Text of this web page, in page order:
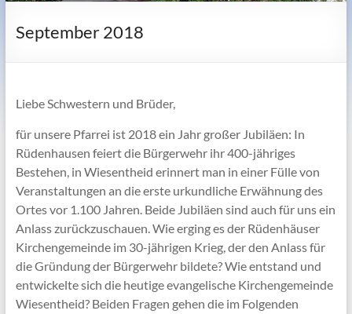
September 2018
Liebe Schwestern und Brüder,
für unsere Pfarrei ist 2018 ein Jahr großer Jubiläen: In
Rüdenhausen feiert die Bürgerwehr ihr 400-jähriges
Bestehen, in Wiesentheid erinnert man in einer Fülle von
Veranstaltungen an die erste urkundliche Erwähnung des
Ortes vor 1.100 Jahren. Beide Jubiläen sind auch für uns ein
Anlass zurückzuschauen. Wie erging es der Rüdenhäuser
Kirchengemeinde im 30-jährigen Krieg, der den Anlass für
die Gründung der Bürgerwehr bildete? Wie entstand und
entwickelte sich die heutige evangelische Kirchengemeinde
Wiesentheid? Beiden Fragen gehen die im Folgenden